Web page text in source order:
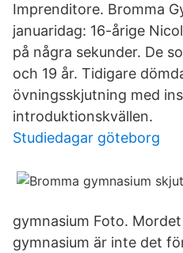
Imprenditore. Bromma
januaridag: 16-årige
på några sekunder. De
och 19 år. Tidigare
övningsskjutning med
introduktionskvällen.
Studiedagar göteborg
gymnasium Foto.
gymnasium är inte det